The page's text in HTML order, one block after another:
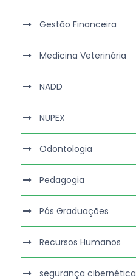
Gestão Financeira
Medicina Veterinária
NADD
NUPEX
Odontologia
Pedagogia
Pós Graduações
Recursos Humanos
segurança cibernética